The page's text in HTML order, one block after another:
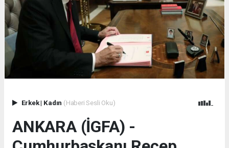
Erkek| Kadın (Haberi Sesli Oku)
ANKARA (İGFA) -